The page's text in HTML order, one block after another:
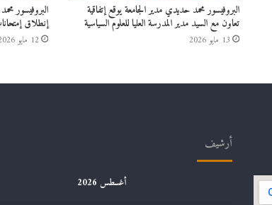
البروفيسور محمد حديدي مدير الجامعة يوقع إتفاقية
تعاون مع السيد مدير المدرسة العليا للعلوم السياسية
13 مايو 2026
البروفيسور
إنطلاق
12 مايو 2026
أرشيف
أغسطس 2026